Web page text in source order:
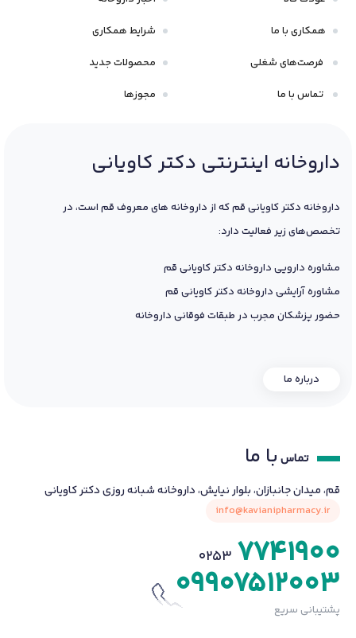
همکاری با ما
فرصت‌های شغلی
تماس با ما
شرایط همکاری
محصولات جدید
مجوزها
داروخانه اینترنتی دکتر کاویانی
داروخانه دکتر کاویانی قم که از داروخانه های معروف قم است، در
تخصص‌های زیر فعالیت دارد:
مشاوره دارویی داروخانه دکتر کاویانی قم
مشاوره آرایشی داروخانه دکتر کاویانی قم
حضور پزشکان مجرب در طبقات فوقانی داروخانه
درباره ما
تماس با ما
قم، میدان جانبازان، بلوار نیایش، داروخانه شبانه روزی دکتر کاویانی
info@kavianipharmacy.ir
0253 7741900
09907512003
پشتیبانی سریع